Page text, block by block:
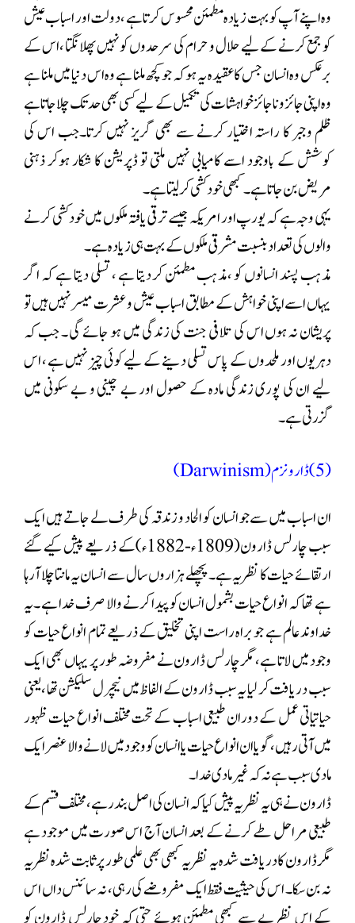
وہ اپنے آپ کو بہت زیادہ مطمئن محسوس کرتا ہے ، دولت اور اسباب عیش
کو جمع کرنے کےلیے حلال و حرام کی سرحدوں کو نہیں پھلانگتا ،اس کے
برعکس وہ انسان جس کا عقیدہ یہ ہو کہ جو کچھ ملنا ہے وہ اس دنیا میں ملنا ہے
وہ اپنی جائز و ناجائز خواہشات کی تکمیل کے لیے کسی بھی حد تک چلا جاتا ہے
ظلم وجبر کا راستہ اختیار کرنے سے بھی گریز نہیں کرتا۔جب اس کی
کوشش کے باوجود اسے کامیابی نہیں ملتی تو ڈپریشن کا شکار ہوکر ذہنی
مریض بن جاتاہے۔ کبھی خودکشی کرلیتا ہے ۔
یہی وجہ ہے کہ یورپ اور امریکہ جیسے ترقی یافتہ ملکوں میں خودکشی کرنے
والوں کی تعداد بنسبت مشرقی ملکوں کے بہت ہی زیادہ ہے ۔
مذہب پسند انسانوں کو ،مذہب مطمئن کر دیتا ہے ، تسلی دیتا ہے کہ اگر
یہاں اسے اپنی خواہش کے مطابق اسباب عیش و عشرت میسر نہیں ہیں تو
پریشان نہ ہوں اس کی تلافی جنت کی زندگی میں ہو جائے گی ۔ جب کہ
دہریوں اور ملحدوں کے پاس تسلی دینے کے لیے کوئی چیز نہیں ہے ، اس
لیے ان کی پوری زندگی مادہ کے حصول اور بے چینی و بے سکونی میں
گزرتی ہے۔
(5) ڈارونزم (Darwinism)
ان اسباب میں سے جو انسان کو الحاد و زندقہ کی طرف لے جاتے ہیں ایک
سبب چارلس ڈارون(1809ء-1882ء)کے ذریعے پیش کیے گئے
ارتقائے حیات کا نظریہ ہے۔پچھلے ہزاروں سال سے انسان یہ مانتا چلا آرہا
ہے تھا کہ انواع حیات بشمول انسان کو پیدا کرنے والا صرف خدا ہے ۔یہ
خداوند عالم ہے جو براہ راست اپنی تخلیق کے ذریعے تمام انواع حیات کو
وجود میں لاتا ہے، مگر چارلس ڈارون نے مفروضہ طور پر یہاں بھی ایک
سبب دریافت کر لیا یہ سبب ڈارون کے الفاظ میں نیچرل سلیکشن تھا ،یعنی
حیاتیاتی عمل کے دوران طبیعی اسباب کے تحت مختلف انواع حیات ظہور
میں آتی رہیں، گویا ان انواع حیات یا انسان کو وجود میں لانے والا عنصر ایک
مادی سبب ہے نہ کہ غیر مادی خدا ۔
ڈارون نے ہی یہ نظریہ پیش کیا کہ انسان کی اصل بندر ہے، مختلف قسم کے
طبیعی مراحل طے کرنے کے بعد انسان آج اس صورت میں موجود ہے
مگر ڈارون کا دریافت شدہ یہ نظریہ کبھی بھی علمی طور پر ثابت شدہ نظریہ
نہ بن سکا۔ اس کی حیثیت فقط ایک مفروضے کی رہی، نہ سائنس داں اس